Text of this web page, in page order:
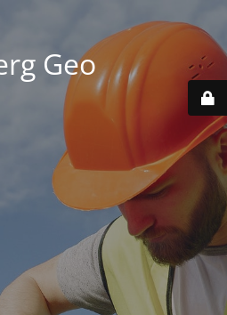
Geo